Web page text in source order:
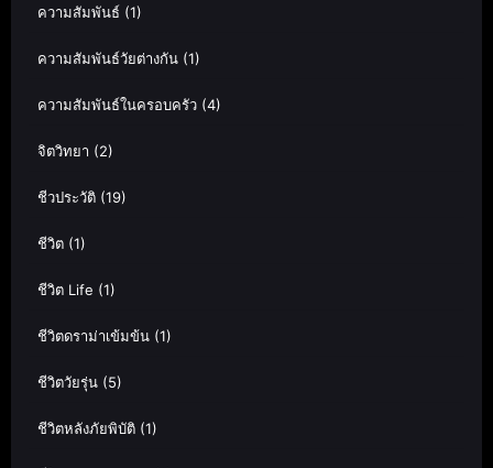
ความสัมพันธ์ (1)
ความสัมพันธ์วัยต่างกัน (1)
ความสัมพันธ์ในครอบครัว (4)
จิตวิทยา (2)
ชีวประวัติ (19)
ชีวิต (1)
ชีวิต Life (1)
ชีวิตดราม่าเข้มข้น (1)
ชีวิตวัยรุ่น (5)
ชีวิตหลังภัยพิบัติ (1)